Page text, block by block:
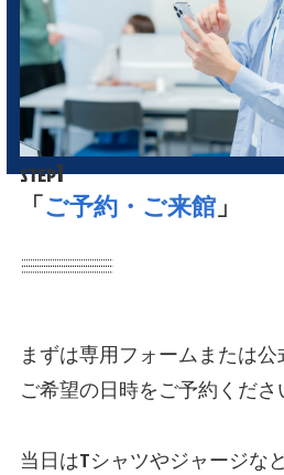
STEP1
「ご予約・ご来館」
まずは専用フォームまたは公
ご希望の日時をご予約くださ
当日はTシャツやジャージなど